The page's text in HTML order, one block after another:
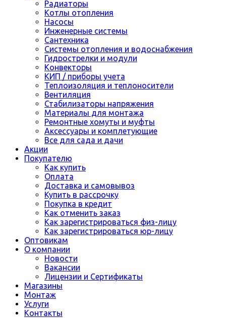
Радиаторы
Котлы отопления
Насосы
Инженерные системы
Сантехника
Системы отопления и водоснабжения
Гидрострелки и модули
Конвекторы
КИП / приборы учета
Теплоизоляция и теплоносители
Вентиляция
Стабилизаторы напряжения
Материалы для монтажа
Ремонтные хомуты и муфты
Аксессуары и комплетующие
Все для сада и дачи
Акции
Покупателю
Как купить
Оплата
Доставка и самовывоз
Купить в рассрочку
Покупка в кредит
Как отменить заказ
Как зарегистрироваться физ-лицу
Как зарегистрироваться юр-лицу
Оптовикам
О компании
Новости
Вакансии
Лицензии и Сертификаты
Магазины
Монтаж
Услуги
Контакты